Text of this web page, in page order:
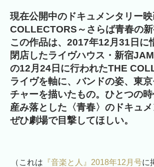
現在公開中のドキュメンタリー
COLLECTORS～さらば青春の新
この作品は、2017年12月31日に
閉店したライヴハウス・新宿
の12月24日に行われたTHE
ライヴを軸に、バンドの姿、東
チャーを描いたもの。 ひとつの
産み落とした〈青春〉のドキュメ
ぜひ劇場で目撃してほしい。
（これは 『音楽と人』2018年12月号に